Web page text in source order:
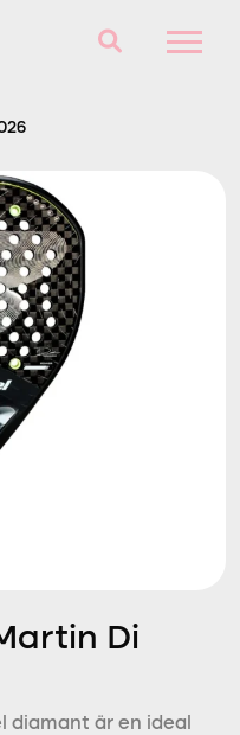
Di
diamant är en ideal